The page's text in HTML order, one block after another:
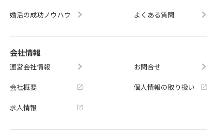
婚活の成功ノウハウ よくある質問
会社情報
運営会社情報
会社概要
求人情報
お問合せ
個人情報の取り扱い